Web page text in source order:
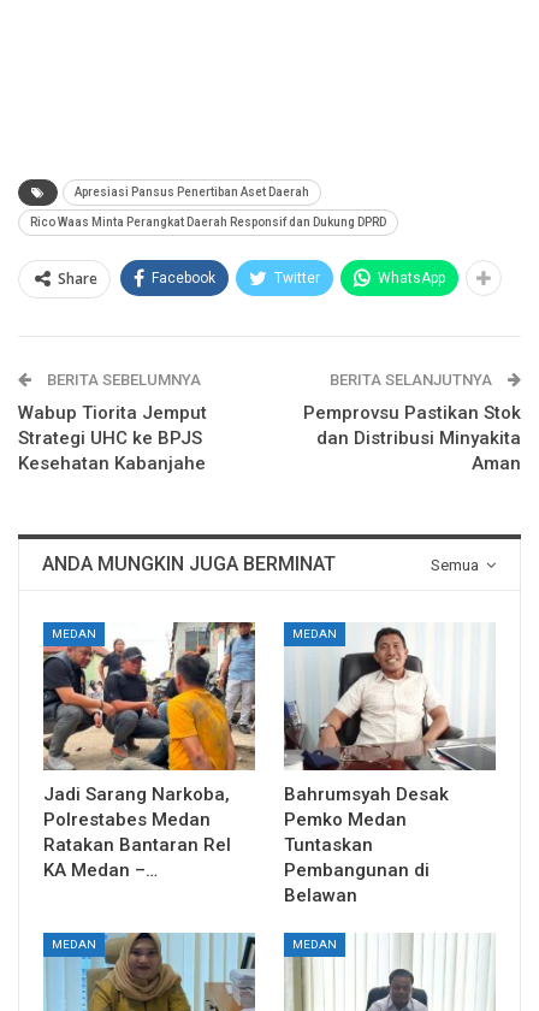
Apresiasi Pansus Penertiban Aset Daerah
Rico Waas Minta Perangkat Daerah Responsif dan Dukung DPRD
Share Facebook Twitter WhatsApp
BERITA SEBELUMNYA
Wabup Tiorita Jemput
Strategi UHC ke BPJS
Kesehatan Kabanjahe
BERITA SELANJUTNYA
Pemprovsu Pastikan Stok
dan Distribusi Minyakita
Aman
Semua
ANDA MUNGKIN JUGA BERMINAT
MEDAN
Jadi Sarang Narkoba,
Polrestabes Medan
Ratakan Bantaran Rel
KA Medan –…
MEDAN
Bahrumsyah Desak
Pemko Medan
Tuntaskan
Pembangunan di
Belawan
MEDAN MEDAN